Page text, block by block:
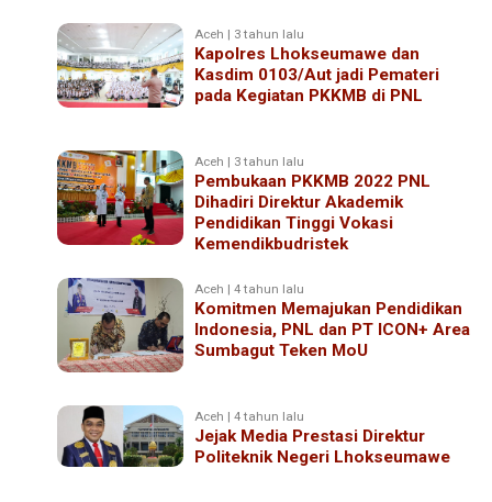
Aceh | 3 tahun lalu
Kapolres Lhokseumawe dan
Kasdim 0103/Aut jadi Pemateri
pada Kegiatan PKKMB di PNL
Aceh | 3 tahun lalu
Pembukaan PKKMB 2022 PNL
Dihadiri Direktur Akademik
Pendidikan Tinggi Vokasi
Kemendikbudristek
Aceh | 4 tahun lalu
Komitmen Memajukan Pendidikan
Indonesia, PNL dan PT ICON+ Area
Sumbagut Teken MoU
Aceh | 4 tahun lalu
Jejak Media Prestasi Direktur
Politeknik Negeri Lhokseumawe